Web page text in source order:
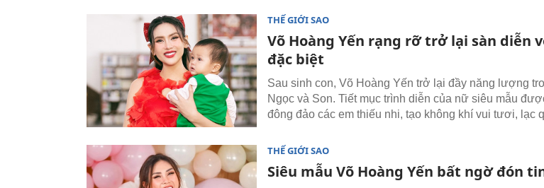
THẾ GIỚI SAO
Võ Hoàng Yến rạng rỡ trở lại sàn diễn
đặc biệt
Sau sinh con, Võ Hoàng Yến trở lại đầy năng lượng
Ngọc và Son. Tiết mục trình diễn của nữ siêu mẫu
đông đảo các em thiếu nhi, tạo không khí vui tươi, lạc
THẾ GIỚI SAO
Siêu mẫu Võ Hoàng Yến bất ngờ đón